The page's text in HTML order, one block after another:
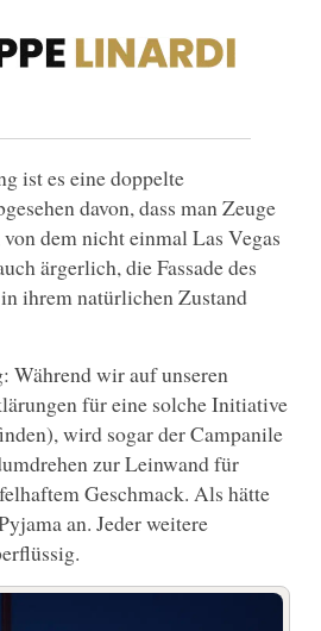
ist es eine doppelte
davon, dass man Zeuge
dem nicht einmal Las Vegas
ärgerlich, die Fassade des
ihrem natürlichen Zustand
Während wir auf unseren
für eine solche Initiative
wird sogar der Campanile
zur Leinwand für
Geschmack. Als hätte
an. Jeder weitere